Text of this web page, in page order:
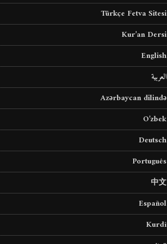
Türkçe Fetva Sitesi
Kur’an Dersi
English
العربية
Azərbaycan dilində
O’zbek
Deutsch
Português
中文
Español
Kurdî